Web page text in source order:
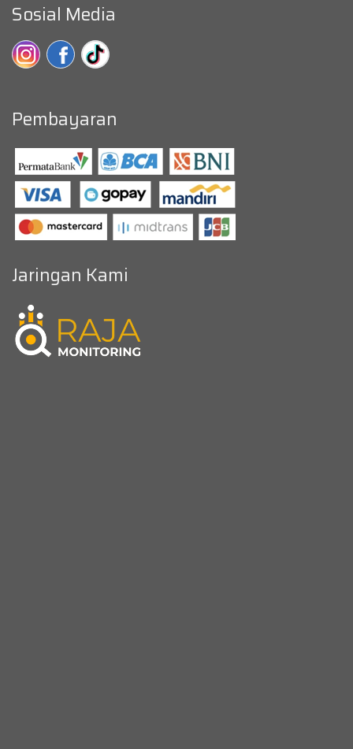
Sosial Media
Pembayaran
Jaringan Kami